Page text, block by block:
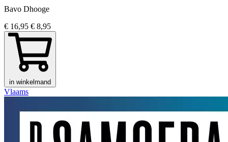
Bavo Dhooge
€ 16,95 € 8,95
in winkelmand
Vlaams